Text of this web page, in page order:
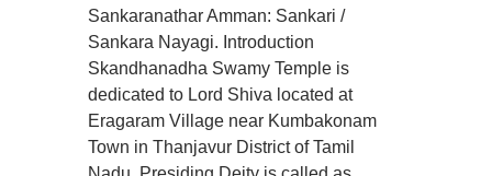
Sankaranathar Amman: Sankari /
Sankara Nayagi. Introduction
Skandhanadha Swamy Temple is
dedicated to Lord Shiva located at
Eragaram Village near Kumbakonam
Town in Thanjavur District of Tamil